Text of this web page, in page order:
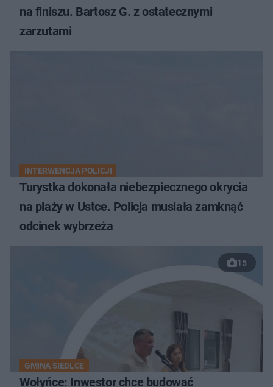
na finiszu. Bartosz G. z ostatecznymi
zarzutami
INTERWENCJA POLICJI
Turystka dokonała niebezpiecznego okrycia
na plaży w Ustce. Policja musiała zamknąć
odcinek wybrzeża
15
GMINA SIEDLCE
Wołyńce: Inwestor chce budować